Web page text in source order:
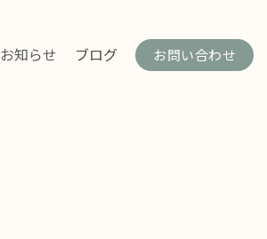
お知らせ ブログ お問い合わせ